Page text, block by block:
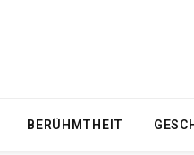
BERÜHMTHEIT